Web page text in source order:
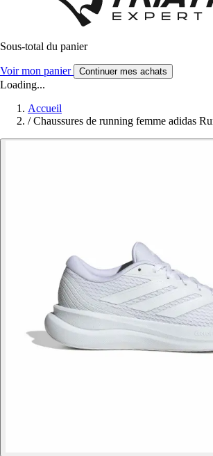
Sous-total du panier
Voir mon panier Continuer mes achats
Loading...
Accueil
/ Chaussures de running femme adidas